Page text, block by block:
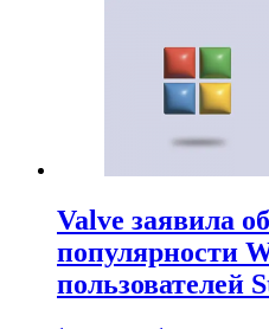
Valve заявила
популярности
пользователей